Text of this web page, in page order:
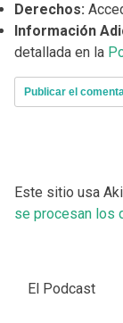
Derechos:
Información
detallada en la
Este sitio usa
se procesan los
El Podcast